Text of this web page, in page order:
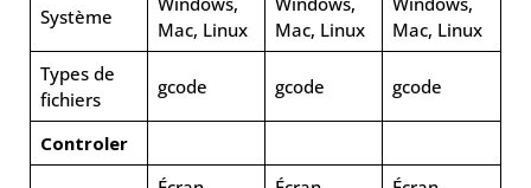
Système
Mac, Linux
Mac, Linux
Mac, Linux
Types de
fichiers
gcode gcode gcode
Controler